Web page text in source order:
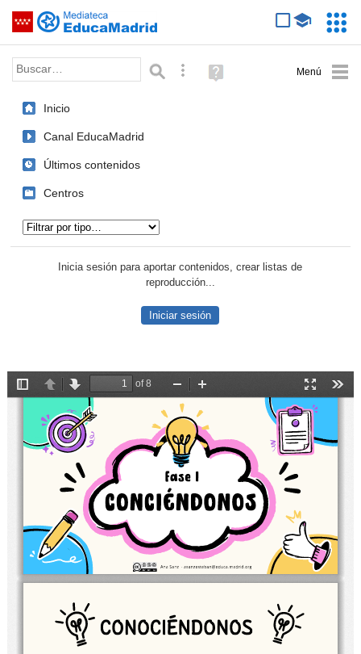
Saltar navegación
Palabra o frase: Búsqueda avanzada
Ayuda
(en
Inicio
Canal EducaMadrid
Últimos contenidos
Centros
Inicia sesión para aportar contenidos, crear listas de
reproducción...
Iniciar sesión